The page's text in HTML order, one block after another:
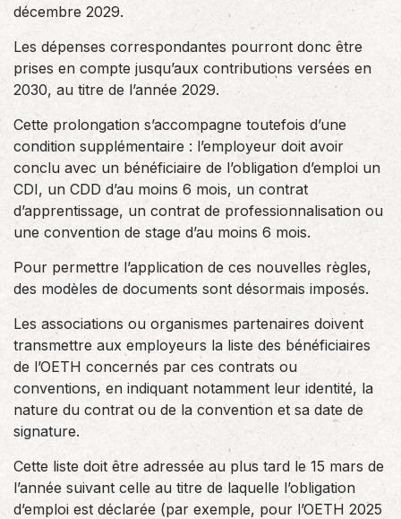
décembre 2029.
Les dépenses correspondantes pourront donc être
prises en compte jusqu’aux contributions versées en
2030, au titre de l’année 2029.
Cette prolongation s’accompagne toutefois d’une
condition supplémentaire : l’employeur doit avoir
conclu avec un bénéficiaire de l’obligation d’emploi un
CDI, un CDD d’au moins 6 mois, un contrat
d’apprentissage, un contrat de professionnalisation ou
une convention de stage d’au moins 6 mois.
Pour permettre l’application de ces nouvelles règles,
des modèles de documents sont désormais imposés.
Les associations ou organismes partenaires doivent
transmettre aux employeurs la liste des bénéficiaires
de l’OETH concernés par ces contrats ou
conventions, en indiquant notamment leur identité, la
nature du contrat ou de la convention et sa date de
signature.
Cette liste doit être adressée au plus tard le 15 mars de
l’année suivant celle au titre de laquelle l’obligation
d’emploi est déclarée (par exemple, pour l’OETH 2025